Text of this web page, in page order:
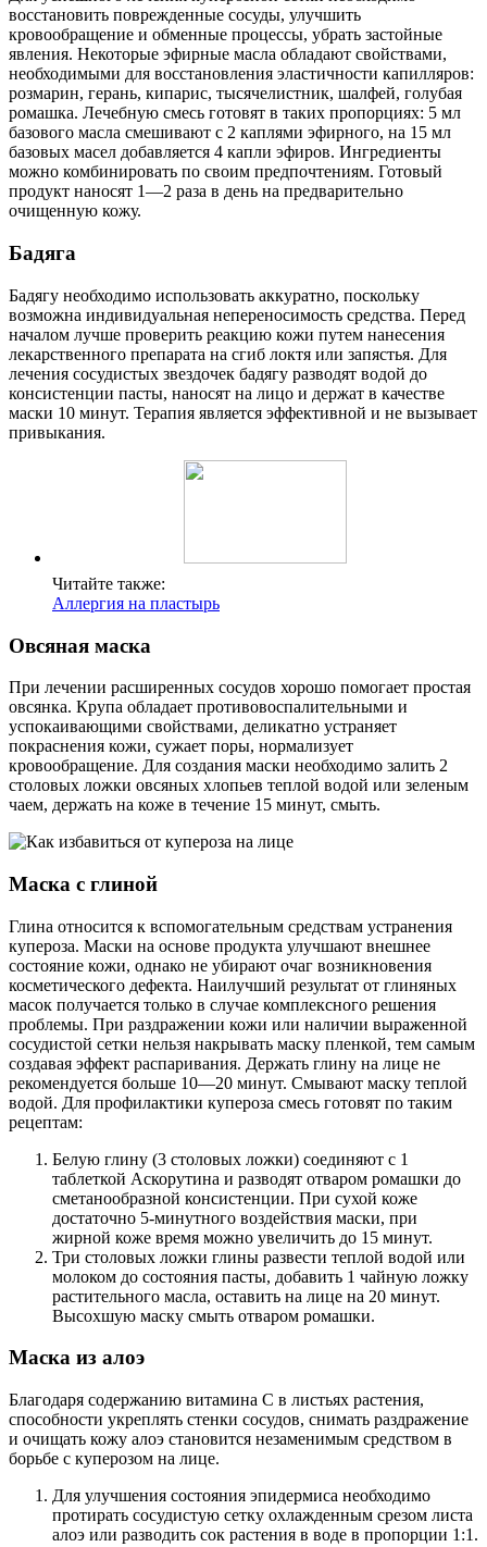
восстановить поврежденные сосуды, улучшить
кровообращение и обменные процессы, убрать застойные
явления. Некоторые эфирные масла обладают свойствами,
необходимыми для восстановления эластичности капилляров:
розмарин, герань, кипарис, тысячелистник, шалфей, голубая
ромашка. Лечебную смесь готовят в таких пропорциях: 5 мл
базового масла смешивают с 2 каплями эфирного, на 15 мл
базовых масел добавляется 4 капли эфиров. Ингредиенты
можно комбинировать по своим предпочтениям. Готовый
продукт наносят 1—2 раза в день на предварительно
очищенную кожу.
Бадяга
Бадягу необходимо использовать аккуратно, поскольку
возможна индивидуальная непереносимость средства. Перед
началом лучше проверить реакцию кожи путем нанесения
лекарственного препарата на сгиб локтя или запястья. Для
лечения сосудистых звездочек бадягу разводят водой до
консистенции пасты, наносят на лицо и держат в качестве
маски 10 минут. Терапия является эффективной и не вызывает
привыкания.
Читайте также:
Аллергия на пластырь
Овсяная маска
При лечении расширенных сосудов хорошо помогает простая
овсянка. Крупа обладает противовоспалительными и
успокаивающими свойствами, деликатно устраняет
покраснения кожи, сужает поры, нормализует
кровообращение. Для создания маски необходимо залить 2
столовых ложки овсяных хлопьев теплой водой или зеленым
чаем, держать на коже в течение 15 минут, смыть.
Маска с глиной
Глина относится к вспомогательным средствам устранения
купероза. Маски на основе продукта улучшают внешнее
состояние кожи, однако не убирают очаг возникновения
косметического дефекта. Наилучший результат от глиняных
масок получается только в случае комплексного решения
проблемы. При раздражении кожи или наличии выраженной
сосудистой сетки нельзя накрывать маску пленкой, тем самым
создавая эффект распаривания. Держать глину на лице не
рекомендуется больше 10—20 минут. Смывают маску теплой
водой. Для профилактики купероза смесь готовят по таким
рецептам:
Белую глину (3 столовых ложки) соединяют с 1
таблеткой Аскорутина и разводят отваром ромашки до
сметанообразной консистенции. При сухой коже
достаточно 5-минутного воздействия маски, при
жирной коже время можно увеличить до 15 минут.
Три столовых ложки глины развести теплой водой или
молоком до состояния пасты, добавить 1 чайную ложку
растительного масла, оставить на лице на 20 минут.
Высохшую маску смыть отваром ромашки.
Маска из алоэ
Благодаря содержанию витамина С в листьях растения,
способности укреплять стенки сосудов, снимать раздражение
и очищать кожу алоэ становится незаменимым средством в
борьбе с куперозом на лице.
Для улучшения состояния эпидермиса необходимо
протирать сосудистую сетку охлажденным срезом листа
алоэ или разводить сок растения в воде в пропорции 1:1.